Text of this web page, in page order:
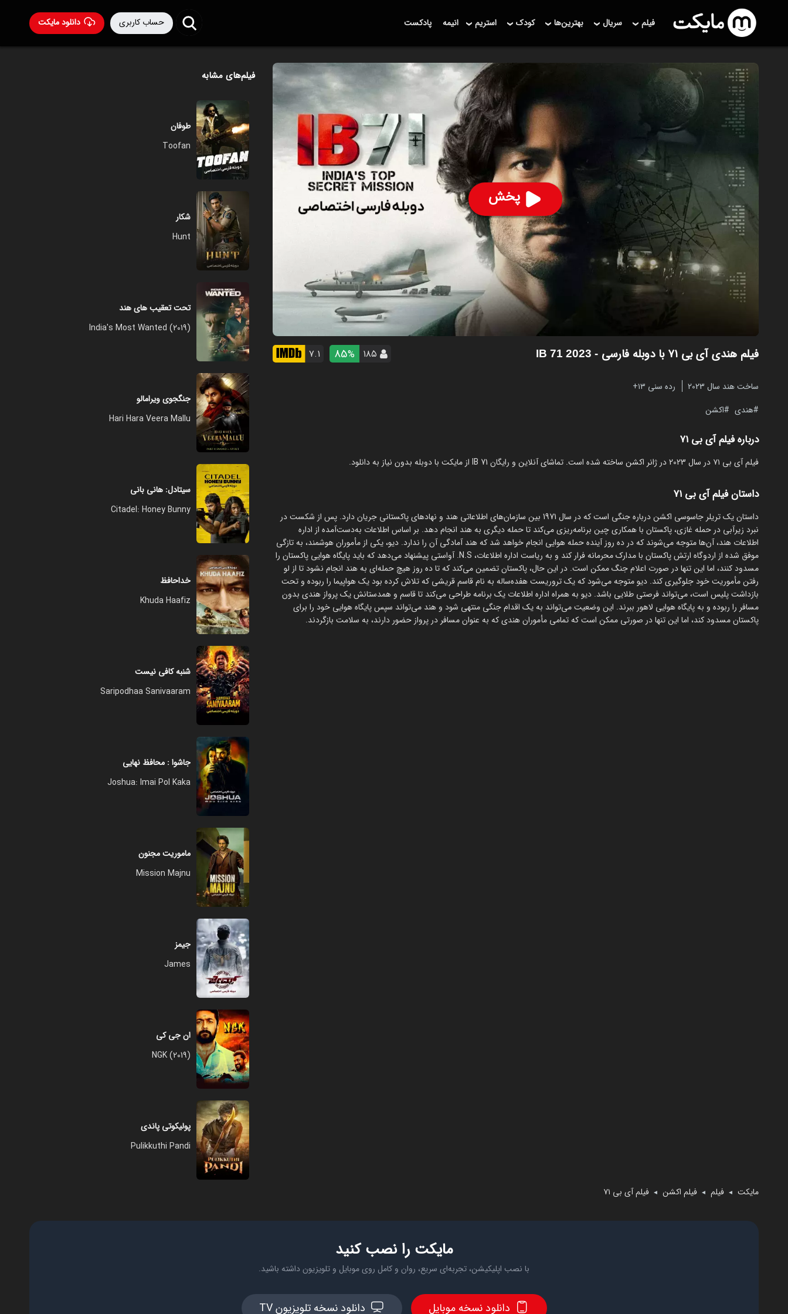
دانلود مایکت حساب کاربری فیلم سریال بهترین‌ها کودک استریم انیمه پادکست
پخش
فیلم هندی آی بی ۷۱ با دوبله فارسی - IB 71 2023 ۱۸۵ 85% ۷.۱
ساخت هند سال 2023
رده سنی ۱۳+
هندی
اکشن
درباره فیلم آی بی ۷۱
فیلم آی بی ۷۱ در سال 2023 در ژانر اکشن ساخته شده است. تماشای آنلاین و رایگان IB 71 از مایکت با دوبله بدون نیاز به دانلود.
داستان فیلم آی بی ۷۱
داستان یک تریلر جاسوسی اکشن درباره جنگی است که در سال 1971 بین سازمان‌های اطلاعاتی هند و نهادهای پاکستانی جریان دارد. پس از شکست در
نبرد زیرآبی در حمله غازی، پاکستان با همکاری چین برنامه‌ریزی می‌کند تا حمله دیگری به هند انجام دهد. بر اساس اطلاعات به‌دست‌آمده از اداره
اطلاعات هند، آن‌ها متوجه می‌شوند که در ده روز آینده حمله هوایی انجام خواهد شد که هند آمادگی آن را ندارد. دیو، یکی از مأموران هوشمند، به تازگی
موفق شده از اردوگاه ارتش پاکستان با مدارک محرمانه فرار کند و به ریاست اداره اطلاعات، N.S. آواستی پیشنهاد می‌دهد که باید پایگاه هوایی پاکستان را
مسدود کنند، اما این تنها در صورت اعلام جنگ ممکن است. در این حال، پاکستان تضمین می‌کند که تا ده روز هیچ حمله‌ای به هند انجام نشود تا از لو
رفتن مأموریت خود جلوگیری کند. دیو متوجه می‌شود که یک تروریست هفده‌ساله به نام قاسم قریشی که تلاش کرده بود یک هواپیما را ربوده و تحت
بازداشت پلیس است، می‌تواند فرصتی طلایی باشد. دیو به همراه اداره اطلاعات یک برنامه طراحی می‌کند تا قاسم و همدستانش یک پرواز هندی بدون
مسافر را ربوده و به پایگاه هوایی لاهور ببرند. این وضعیت می‌تواند به یک اقدام جنگی منتهی شود و هند می‌تواند سپس پایگاه هوایی خود را برای
پاکستان مسدود کند، اما این تنها در صورتی ممکن است که تمامی مأموران هندی که به عنوان مسافر در پرواز حضور دارند، به سلامت بازگردند.
مایکت ◄ فیلم ◄ فیلم اکشن ◄ فیلم آی بی ۷۱
فیلم‌های مشابه
طوفان
Toofan
شکار
Hunt
تحت تعقیب های هند
India's Most Wanted (2019)
جنگجوی ویرامالو
Hari Hara Veera Mallu
سیتادل: هانی بانی
Citadel: Honey Bunny
خداحافظ
Khuda Haafiz
شنبه کافی نیست
Saripodhaa Sanivaaram
جاشوا : محافظ نهایی
Joshua: Imai Pol Kaka
ماموریت مجنون
Mission Majnu
جیمز
James
ان جی کی
NGK (2019)
پولیکوتی پاندی
Pulikkuthi Pandi
مایکت را نصب کنید
با نصب اپلیکیشن، تجربه‌ای سریع، روان و کامل روی موبایل و تلویزیون داشته باشید.
دانلود نسخه موبایل دانلود نسخه تلویزیون TV